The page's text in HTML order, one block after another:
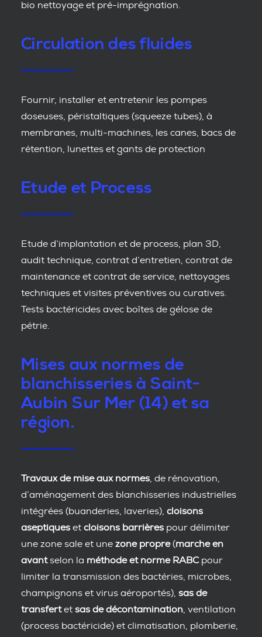
bio nettoyage et pré-imprégnation.
Circulation des fluides
Fournir, installer et entretenir les pompes
doseuses, péristaltiques (squeeze tubes), à
membranes, multi-machines, les canes, bacs de
rétention, lunettes et gants de protection
Etude et Process
Etude d’implantation et de process, plan 3D,
audit technique, contrat d’entretien, contrat de
maintenance et contrat de service, nettoyages
techniques et visites préventives ou curatives.
Tests bactéricides avec boîtes de gélose de
pétrie.
Mises aux normes de
blanchisseries à Saint-
Aubin Sur Mer (14) et sa
région.
Travaux de mise aux normes , de rénovation,
d’aménagement des blanchisseries industrielles
intégrées (buanderies, laveries), cloisons
aseptiques et cloisons barrières pour délimiter
une zone sale et une zone propre(marche en
avantselon la méthode et norme RABCpour
limiter la transmission des bactéries, microbes,
champignons et virus aéroportés), sas de
transfertet sas de décontamination , ventilation
(process bactéricide) et climatisation, plomberie,